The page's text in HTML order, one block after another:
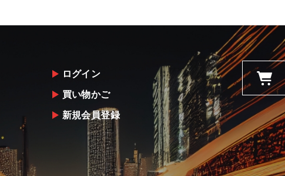
ログイン
買い物かご
新規会員登録